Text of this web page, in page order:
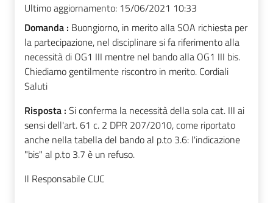
Ultimo aggiornamento: 15/06/2021 10:33
Domanda : Buongiorno, in merito alla SOA richiesta per
la partecipazione, nel disciplinare si fa riferimento alla
necessità di OG1 III mentre nel bando alla OG1 III bis.
Chiediamo gentilmente riscontro in merito. Cordiali
Saluti
Risposta : Si conferma la necessità della sola cat. III ai
sensi dell'art. 61 c. 2 DPR 207/2010, come riportato
anche nella tabella del bando al p.to 3.6: l'indicazione
"bis" al p.to 3.7 è un refuso.
Il Responsabile CUC